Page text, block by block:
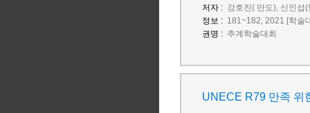
저자 : 강호진( 만도), 신인섭
정보 : 181~182, 2021 [학술
권명 : 추계학술대회
UNECE R79 만족 위